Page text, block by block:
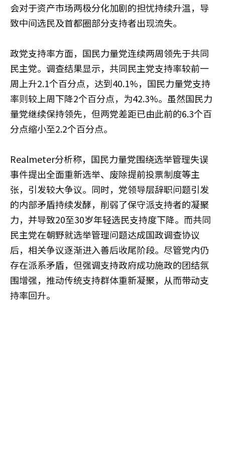
会对于资产市场两极分化加剧的担忧持续升温，导
致中间选民及首都圈部分支持者出现流失。
政党支持率方面，国民力量党连续两周领先于共同
民主党。调查结果显示，共同民主党支持率较前一
周上升2.1个百分点，达到40.1%，国民力量党支持
率则较上周下降2个百分点，为42.3%。虽然国民力
量党继续保持领先，但两党差距已由此前的6.3个百
分点缩小至2.2个百分点。
Realmeter分析称，国民力量党围绕选举管理失误
事件提出全面重新选举、废除提前投票制度等主
张，引发较大争议。同时，党领导层辞职问题引发
的内部矛盾持续发酵，削弱了保守派支持者的凝聚
力，并导致20至30岁年轻选民支持度下降。而共同
民主党在朝野就选举管理问题达成国政调查协议
后，相关争议逐渐进入善后收尾阶段。尽管党内仍
存在派系矛盾，但强调支持政府成功施政的团结氛
围增强，推动传统支持群体重新凝聚，从而带动支
持率回升。